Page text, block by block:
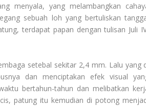
menyala, yang melambangkan
sebuah loh yang bertuliskan
terdapat papan dengan tulisan Juli
setebal sekitar 2,4 mm. Lalu yang
dan menciptakan efek visual
bertahun-tahun dan melibatkan
patung itu kemudian di potong